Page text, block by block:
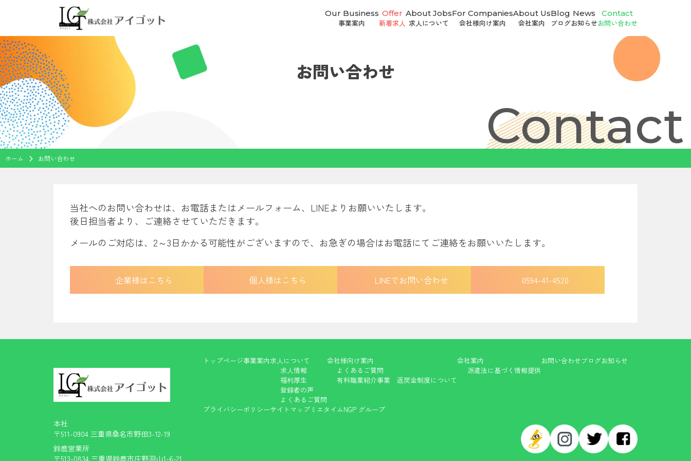
to
content
Our Business
事業案内
Offer
新着求人
About Jobs
求人について
For Companies
会社様向け案内
About Us
会社案内
Blog
ブログ
News
お知らせ
Contact
お問い合わせ
お問い合わせ
Contact
ホーム お問い合わせ
当社へのお問い合わせは、お電話またはメールフォーム、LINEよりお願いいたします。
後日担当者より、ご連絡させていただきます。
メールのご対応は、2～3日かかる可能性がございますので、お急ぎの場合はお電話にてご連絡をお願いいたします。
企業様はこちら 個人様はこちら LINEでお問い合わせ 0594-41-4520
トップページ事業案内求人について
求人情報
福利厚生
登録者の声
よくあるご質問
会社様向け案内
よくあるご質問
有料職業紹介事業 返戻金制度について
会社案内
派遣法に基づく情報提供
お問い合わせブログお知らせ
プライバシーポリシーサイトマップ ミエタイムNGP グループ
本社
〒511-0904 三重県桑名市野田3-12-19
鈴鹿営業所
〒513-0834 三重県鈴鹿市庄野羽山1-6-21